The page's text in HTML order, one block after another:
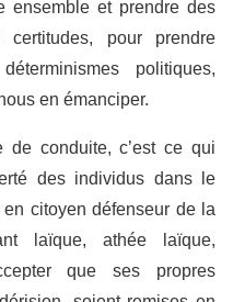
ensemble et prendre des
pour prendre
politiques,
en émanciper.
de conduite, c’est ce qui
des individus dans le
citoyen défenseur de la
laïque, athée laïque,
que ses propres